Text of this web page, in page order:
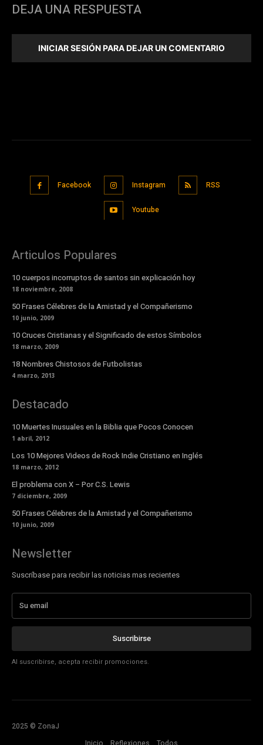
DEJA UNA RESPUESTA
INICIAR SESIÓN PARA DEJAR UN COMENTARIO
Facebook Instagram RSS
Youtube
Articulos Populares
10 cuerpos incorruptos de santos sin explicación hoy
18 noviembre, 2008
50 Frases Célebres de la Amistad y el Compañerismo
10 junio, 2009
10 Cruces Cristianas y el Significado de estos Símbolos
18 marzo, 2009
18 Nombres Chistosos de Futbolistas
4 marzo, 2013
Destacado
10 Muertes Inusuales en la Biblia que Pocos Conocen
1 abril, 2012
Los 10 Mejores Videos de Rock Indie Cristiano en Inglés
18 marzo, 2012
El problema con X – Por C.S. Lewis
7 diciembre, 2009
50 Frases Célebres de la Amistad y el Compañerismo
10 junio, 2009
Newsletter
Suscríbase para recibir las noticias mas recientes
Suscribirse
Al suscribirse, acepta recibir promociones.
2025 © ZonaJ